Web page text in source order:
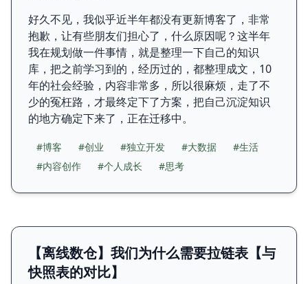
好久不见，我似乎近半年都没有更新博客了，非常
抱歉，让有些朋友们担心了，什么原因呢？这半年
我在规划做一件事情，就是整理一下自己的知识
库，把之前学习到的，经历过的，都整理成文，10
年的社会经验，内容非常多，所以很麻烦，走了不
少的冤枉路，才最终定下了方案，把自己沉淀知识
的地方确定下来了，正在迁移中。
#博客 #创业 #独立开发 #大数据
#生活
#内容创作
#个人成长 #思考
【离线数仓】我们为什么需要拉链表【与
快照表的对比】